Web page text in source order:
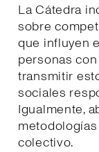
La Cátedra
sobre
que influyen
personas
transmitir
sociales
Igualmente,
colectivo.